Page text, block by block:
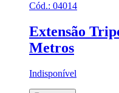
Cód.: 04014
Extensão
Metros
Indisponível